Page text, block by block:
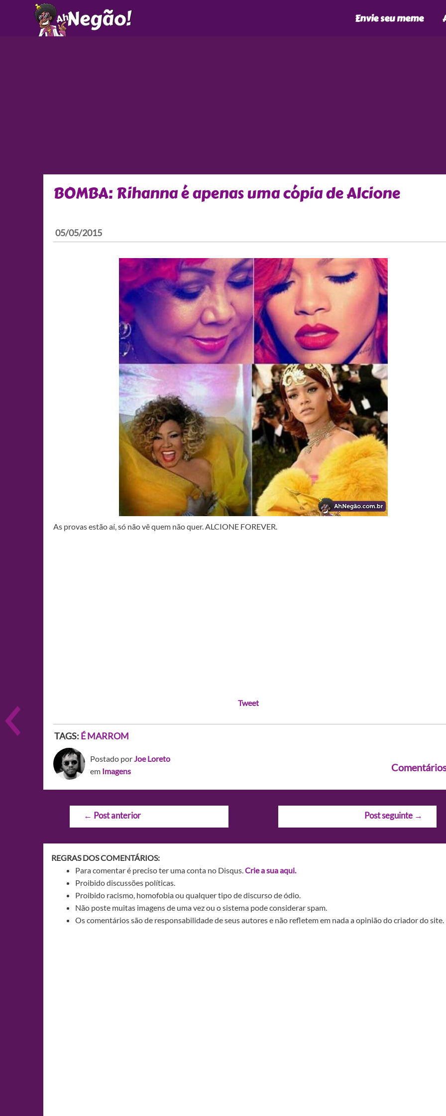
Envie seu meme
BOMBA: Rihanna é apenas uma cópia de Alcione
05/05/2015
As provas estão aí, só não vê quem não quer. ALCIONE FOREVER.
Tweet
TAGS: É MARROM
Postado porJoe Loreto
em Imagens
Navegação
← Post anterior Post seguinte →
REGRAS DOS COMENTÁRIOS:
Para comentar é preciso ter uma conta no Disqus.Crie a sua aqui.
Proibido discussões políticas.
Proibido racismo, homofobia ou qualquer tipo de discurso de ódio.
Não poste muitas imagens de uma vez ou o sistema pode considerar spam.
Os comentários são de responsabilidade de seus autores e não refletem em nada a opinião do criador do site.